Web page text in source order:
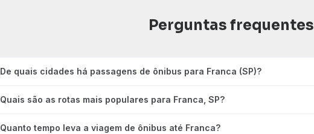
Perguntas frequentes
De quais cidades há passagens de ônibus para Franca (SP)?
Quais são as rotas mais populares para Franca, SP?
Quanto tempo leva a viagem de ônibus até Franca?